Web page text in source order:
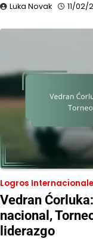
Luka Novak 11/02/
Logros
Vedran
nacional,
liderazgo